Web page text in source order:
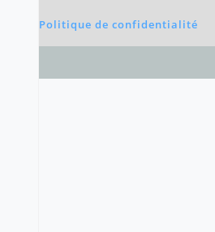
Politique de confidentialité